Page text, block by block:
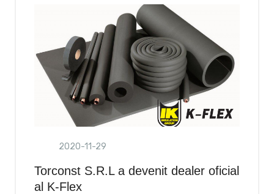
2020-11-29
Torconst S.R.L a devenit dealer oficial
al K-Flex